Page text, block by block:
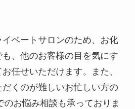
ベートサロンのため、お化
、他のお客様の目を気にす
任せいただけます。また、
くのが難しいお忙しい方の
のお悩み相談も承っておりま